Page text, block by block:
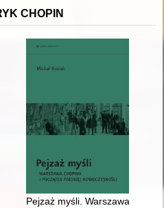
CHOPIN
Pejzaż myśli. Warszawa